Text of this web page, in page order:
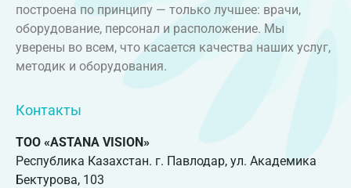
построена по принципу — только лучшее: врачи,
оборудование, персонал и расположение. Мы
уверены во всем, что касается качества наших услуг,
методик и оборудования.
Контакты
ТОО «ASTANA VISION»
Республика Казахстан. г. Павлодар, ул. Академика
Бектурова, 103